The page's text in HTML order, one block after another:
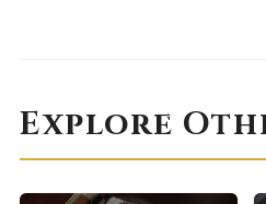
Explore